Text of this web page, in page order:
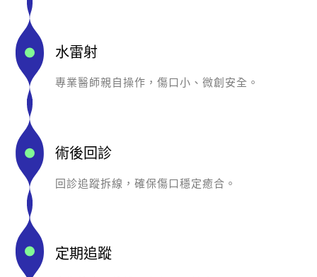
水雷射
專業醫師親自操作，傷口小、微創安全。
術後回診
回診追蹤拆線，確保傷口穩定癒合。
定期追蹤